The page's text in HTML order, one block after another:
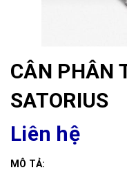
CÂN PHÂN
SATORIUS
Liên hệ
MÔ TẢ: